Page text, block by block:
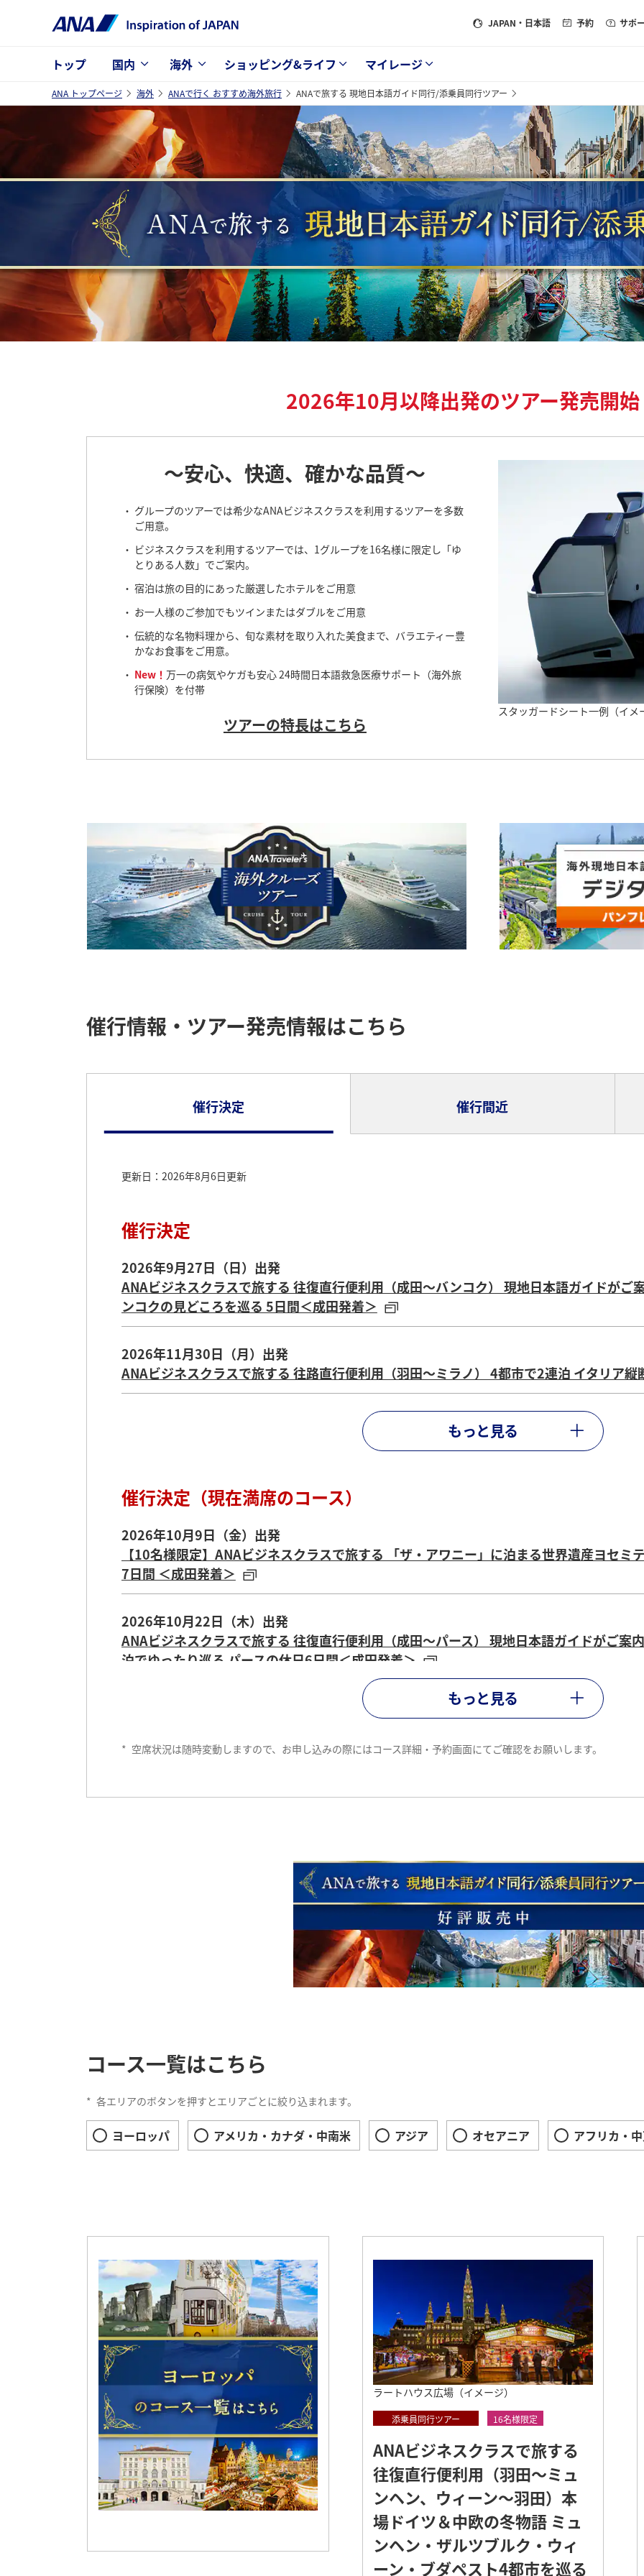
JAPAN ・日本語 予約 サポ
トップ 国内 海外 ショッピング&ライフ マイレージ
ANA トップページ 海外 ANAで行く おすすめ海外旅行 ANAで旅する 現地日本語ガイド同行/添乗員同行ツアー
2026年10月以降出発のツアー発売開
～安心、快適、確かな品質～
グループのツアーでは希少なANAビジネスクラスを利用するツアーを多数
ご用意。
ビジネスクラスを利用するツアーでは、1グループを16名様に限定し「ゆ
とりある人数」でご案内。
宿泊は旅の目的にあった厳選したホテルをご用意
お一人様のご参加でもツインまたはダブルをご用意
伝統的な名物料理から、旬な素材を取り入れた美食まで、バラエティー豊
かなお食事をご用意。
New！ 万一の病気やケガも安心 24時間日本語救急医療サポート（海外旅
行保険）を付帯
ツアーの特長はこちら
スタッガードシート一例（イメ
催行情報・ツアー発売情報はこちら
催行決定 催行間近
更新日：2026年8月6日更新
催行決定
2026年9月27日（日）出発
ANAビジネスクラスで旅する 往復直行便利用（成田～バンコク） 現地日本語ガイドがご
ンコクの見どころを巡る 5日間＜成田発着＞
2026年11月30日（月）出発
ANAビジネスクラスで旅する 往路直行便利用（羽田～ミラノ） 4都市で2連泊 イタリア
ANAビジネスクラスで旅する 往復直行便利用（羽田～ミュンヘン、ウィーン～羽田） 本
2026年12月3日（木）出発
ANAビジネスクラスで旅する 往復直行便利用（成田～パース） 現地日本語ガイドがご案
泊でゆったり巡る パースの休日6日間＜成田発着＞
2026年12月3日（木）出発
ANAビジネスクラスで旅する ヴィラタイプの高級リゾート、エボルブ・バック・カビニ
のサファリ6日間＜成田発着＞
ANAビジネスクラスで旅する アンダルシア地方3つのパラドールに贅沢に宿泊 バルセロ
のサファリ6日間＜成田発着＞
ANAビジネスクラスで旅する ヒマラヤの絶景を求めて ネパール紀行7日間＜羽田発着＞
ANAビジネスクラスで旅する 往復直行便利用（成田～クアラルンプール） 現地日本語ガ
のモスクと世界遺産マラッカを訪れる クアラルンプール5日間＜成田発着＞
ANAビジネスクラスで旅する 往復直行便利用（成田～ホーチミン／ハノイ～成田）幻想
ナム縦断 7日間＜成田発着＞
もっと見る
催行決定（現在満席のコース）
2026年10月9日（金）出発
【10名様限定】ANAビジネスクラスで旅する 「ザ・アワニー」に泊まる世界遺産ヨセミ
7日間 ＜成田発着＞
2026年10月22日（木）出発
ANAビジネスクラスで旅する 往復直行便利用（成田～パース） 現地日本語ガイドがご案
泊でゆったり巡る パースの休日6日間＜成田発着＞
2026年11月8日（日）出発
ANAビジネスクラスで旅する 往復直行便利用（羽田～イスタンブール） 必見の世界遺産
【12名様限定】ANAビジネスクラスで旅する 往復直行便利用（羽田～パリ） ワインの
晩秋の東フランス8日間＜羽田発着＞
ANAビジネスクラスで旅する アンダルシア地方3つのパラドールに贅沢に宿泊 バルセロ
2027年1月9日（土）出発
ANAビジネスクラスで旅する 火山が作る温泉と忘れられない大自然の旅 アイスランドと
2027年1月28日（木）出発
ANAビジネスクラスで旅する 復路直行便利用（パリ～羽田） 南仏プロヴァンスとコート
発着＞
2027年2月1日（月）出発
ANAビジネスクラスで旅する アンダルシア地方3つのパラドールに贅沢に宿泊 バルセロ
2027年2月4日（木）出発
ANAビジネスクラスで旅する 復路直行便利用（ブリュッセル～成田） オランダ・ベルギ
着＞
2027年2月9日（火）出発
ANAビジネスクラスで旅する （復路直行便利用 ムンバイ～成田）スリランカが生んだジ
もっと見る
* 空席状況は随時変動しますので、お申し込みの際にはコース詳細・予約画面にてご確認をお願いします。
ANAビジネスクラスで旅する 往復直行便利用（成田～ホーチミン／ハノイ～成田）幻想
ANAビジネスクラスで旅する アンコール・ワットと遺跡群の見どころを巡る 5日間＜成田
タークルーズ 地上の楽園タヒチクルーズ12日間<成田発着>
2026年12月30日（水）出発
ANAビジネスクラスで旅する 往復直行便利用（羽田～ロンドン）ロンドン年越し花火×5
2027年1月15日（金）出発
ANAビジネスクラスで旅する 往復直行便利用（成田～シンガポール） 現地日本語ガイド
5日間＜成田発着＞【メルキュール アイコン シンガポール シティセンター】
2027年1月21日（木）出発
ANAビジネスクラスで旅する 往復直行便利用（羽田～ウィーン）国立オペラ座『ドンジ
ン7日間＜羽田発着＞
2027年1月25日（月）出発
ANAビジネスクラスで旅する とことん楽しむバスク 食と新酒の8日間＜羽田発着＞
2027年2月25日（木）出発
往路エア タヒチ ヌイ直行便 ビジネスクラス利用 三井オーシャンフジ タヒチから南洋の
ベランダスイートE
空席状況は随時変動しますので、お申し込みの際にはコース詳細・予約画面にてご確認をお願いします。
添乗員同行ツアー
2026年7月28日（火） イタリア ビジネスクラス
2026年6月18日（木） ビジネスクラス
2026年6月1日（月） アジア、オーストラリア ビジネスクラス
2026年2月19日（木） マレーシア、タイ、シンガポール ビジネスクラス
クルーズツアー
発売日 設定方面 設定搭乗クラス
コース一覧はこちら
* 各エリアのボタンを押すとエリアごとに絞り込まれます。
ヨーロッパ アメリカ・カナダ・中南米 アジア オセアニア アフリカ・
ラートハウス広場（イメージ）
添乗員同行ツアー 16名様限定
ANAビジネスクラスで旅する
往復直行便利用（羽田～ミュ
ンヘン、ウィーン～羽田）本
場ドイツ＆中欧の冬物語 ミュ
ンヘン・ザルツブルク・ウィ
ーン・ブダペスト4都市を巡る